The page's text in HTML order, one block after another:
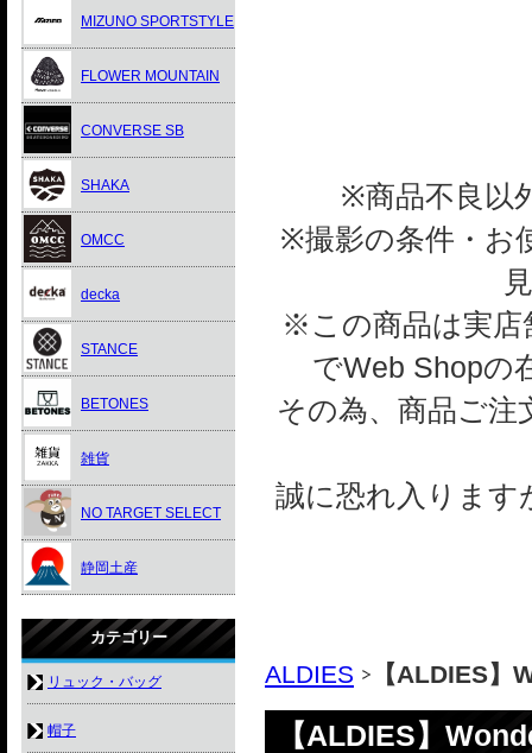
※商品不良以
※撮影の条件・お
※この商品は実店
でWeb Shopの
その為、商品ご
誠に恐れ入ります
ALDIES 【ALDIES
【ALDIES】
MIZUNO SPORTSTYLE
FLOWER MOUNTAIN
CONVERSE SB
SHAKA
OMCC
decka
STANCE
BETONES
雑貨
NO TARGET SELECT
静岡土産
カテゴリー
リュック・バッグ
帽子